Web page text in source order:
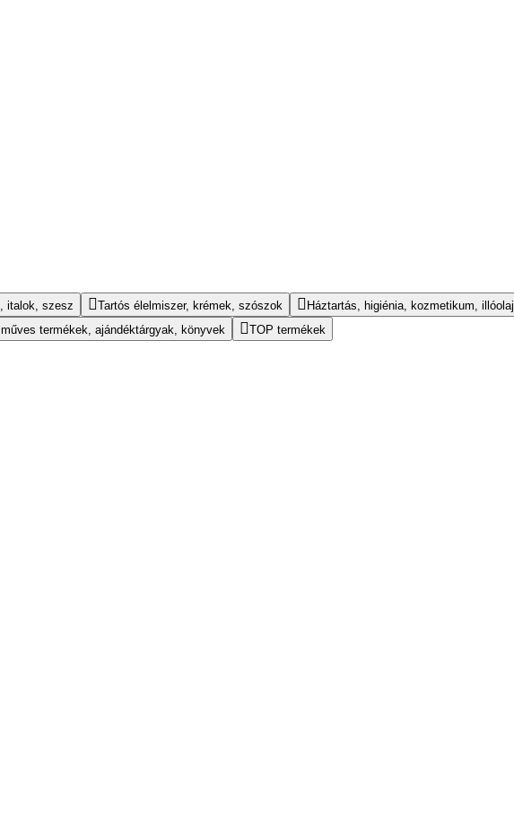
italok, szesz Tartós élelmiszer, krémek, szószok
Háztartás, higiénia, kozmetikum, illóolaj
termékek, ajándéktárgyak, könyvek TOP termékek